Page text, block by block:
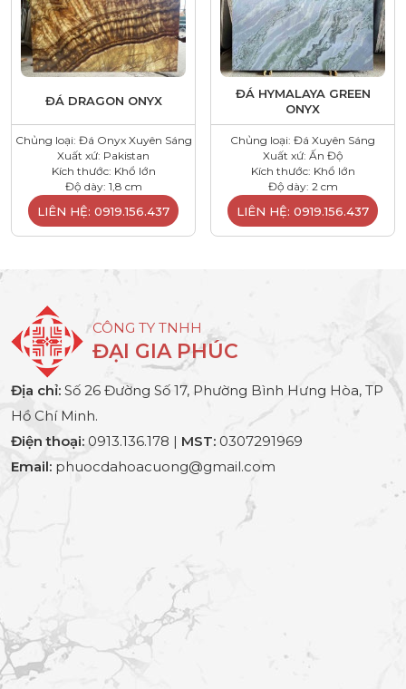
ĐÁ DRAGON ONYX
Chủng loại: Đá Onyx Xuyên Sáng
Xuất xứ: Pakistan
Kích thước: Khổ lớn
Độ dày: 1,8 cm
LIÊN HỆ: 0919.156.437
ĐÁ HYMALAYA GREEN
ONYX
Chủng loại: Đá Xuyên Sáng
Xuất xứ: Ấn Độ
Kích thước: Khổ lớn
Độ dày: 2 cm
LIÊN HỆ: 0919.156.437
CÔNG TY TNHH
ĐẠI GIA PHÚC
Địa chỉ: Số 26 Đường Số 17, Phường Bình Hưng Hòa, TP
Hồ Chí Minh.
Điện thoại: 0913.136.178 | MST: 0307291969
Email: phuocdahoacuong@gmail.com